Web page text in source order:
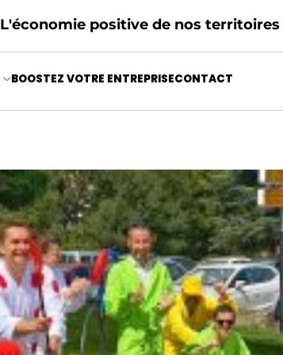
L'économie positive de nos
BOOSTEZ VOTRE ENTREPRISECONTACT